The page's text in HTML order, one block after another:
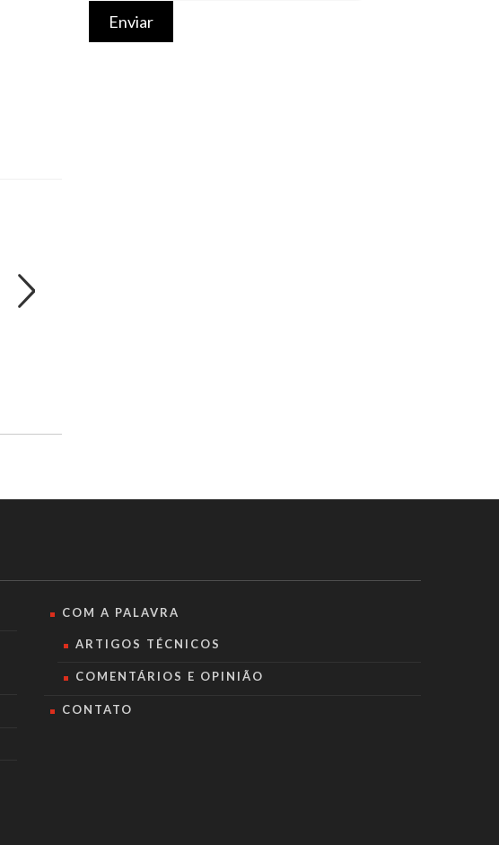
Enviar
COM A PALAVRA
ARTIGOS TÉCNICOS
COMENTÁRIOS E OPINIÃO
CONTATO